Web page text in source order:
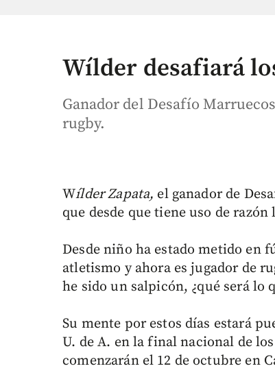
Wílder desafiará
Ganador del Desafío
rugby.
Wílder Zapata, el ganador de
que desde que tiene uso de
Desde niño ha estado metido en
atletismo y ahora es jugador de
he sido un salpicón, ¿qué será lo
Su mente por estos días estará
U. de A. en la final nacional de
comenzarán el 12 de octubre en